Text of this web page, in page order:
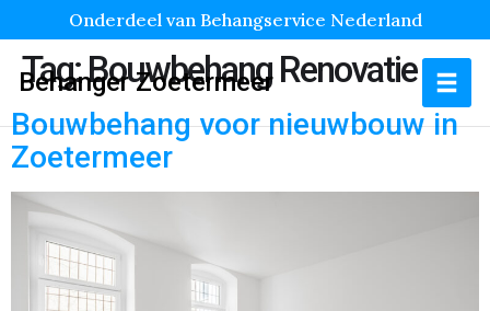
Onderdeel van Behangservice Nederland
Behanger Zoetermeer
Tag:Bouwbehang Renovatie
Bouwbehang voor nieuwbouw in
Zoetermeer